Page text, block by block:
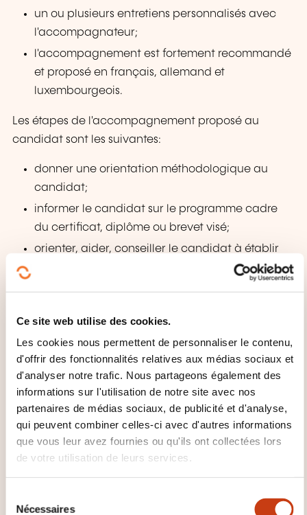
Ce site web utilise des cookies.
Les cookies nous permettent de personnaliser le contenu,
d'offrir des fonctionnalités relatives aux médias sociaux et
d'analyser notre trafic. Nous partageons également des
informations sur l'utilisation de notre site avec nos
partenaires de médias sociaux, de publicité et d'analyse,
qui peuvent combiner celles-ci avec d'autres informations
que vous leur avez fournies ou qu'ils ont collectées lors
de votre utilisation de leurs services.
Nécessaires
un ou plusieurs entretiens personnalisés avec
l'accompagnateur;
l'accompagnement est fortement recommandé
et proposé en français, allemand et
luxembourgeois.
Les étapes de l'accompagnement proposé au
candidat sont les suivantes:
donner une orientation méthodologique au
candidat;
informer le candidat sur le programme cadre
du certificat, diplôme ou brevet visé;
orienter, aider, conseiller le candidat à établir
son dossier pour la commission de validation en
Délai de demande d'un accompagnement
Dans un délai d'un mois suivant réception de
la notification d'acceptation de la demande
de recevabilité, vous envoyez votre demande
pour bénéficier d'un accompagnateur au
ministère.
au dépôt du